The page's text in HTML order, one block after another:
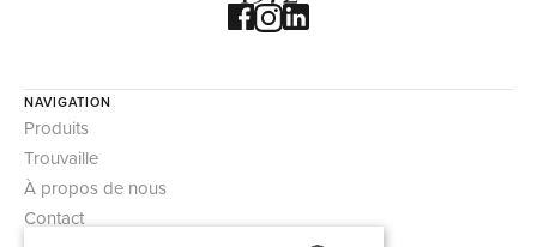
NAVIGATION
Produits
Trouvaille
À propos de nous
Contact